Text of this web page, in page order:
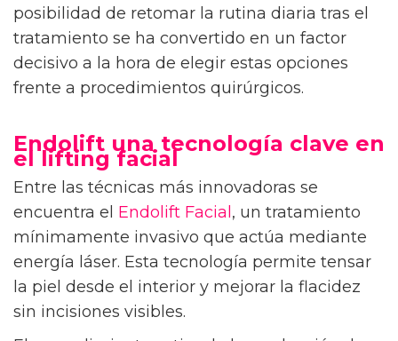
posibilidad de retomar la rutina diaria tras el
tratamiento se ha convertido en un factor
decisivo a la hora de elegir estas opciones
frente a procedimientos quirúrgicos.
Endolift una tecnología clave en
el lifting facial
Entre las técnicas más innovadoras se
encuentra el Endolift Facial , un tratamiento
mínimamente invasivo que actúa mediante
energía láser. Esta tecnología permite tensar
la piel desde el interior y mejorar la flacidez
sin incisiones visibles.